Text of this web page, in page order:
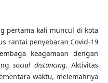
pertama kali muncul di kota
rantai penyebaran Covid-19
keagamaan dengan
social distancing. Aktivitas
waktu, melemahnya